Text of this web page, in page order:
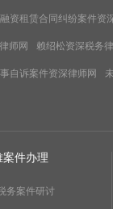
融资租赁合同纠纷案件资
师网 赖绍松资深税务
自诉案件资深律师网
案件办理
务案件研讨